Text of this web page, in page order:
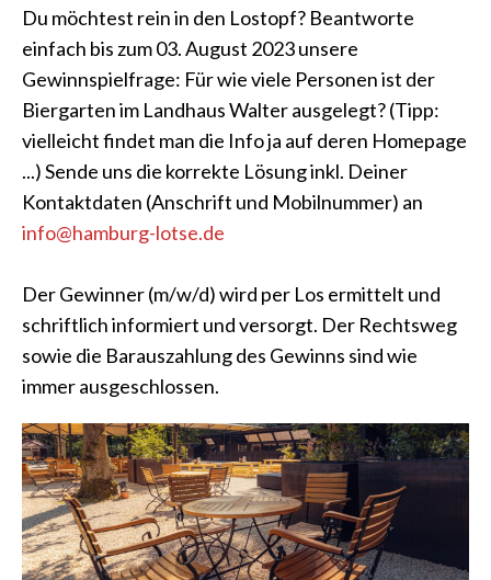
Du möchtest rein in den Lostopf? Beantworte
einfach bis zum 03. August 2023 unsere
Gewinnspielfrage: Für wie viele Personen ist der
Biergarten im Landhaus Walter ausgelegt? (Tipp:
vielleicht findet man die Info ja auf deren Homepage
...) Sende uns die korrekte Lösung inkl. Deiner
Kontaktdaten (Anschrift und Mobilnummer) an
info@hamburg-lotse.de
Der Gewinner (m/w/d) wird per Los ermittelt und
schriftlich informiert und versorgt. Der Rechtsweg
sowie die Barauszahlung des Gewinns sind wie
immer ausgeschlossen.